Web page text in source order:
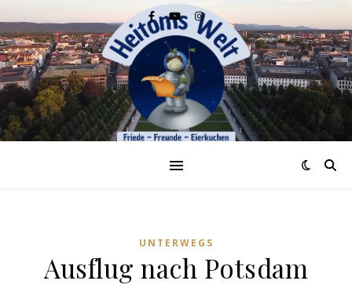
UNTERWEGS
Ausflug nach Potsdam